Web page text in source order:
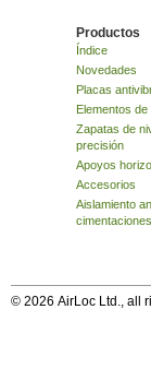
Productos
Índice
Novedades
Placas
Elementos
Zapatas de
precisión
Apoyos
Accesorios
Aislamiento
cimentaciones
© 2026 AirLoc Ltd., all